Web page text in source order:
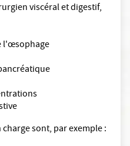
viscéral et digestif,
l'œsophage
sont, par exemple :